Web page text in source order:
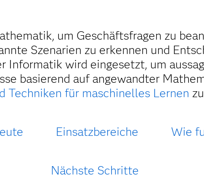
um Geschäftsfragen zu
Szenarien zu erkennen und
Informatik wird eingesetzt, um
basierend auf angewandter
Techniken für maschinelles Lernen
Einsatzbereiche Wie
Nächste Schritte